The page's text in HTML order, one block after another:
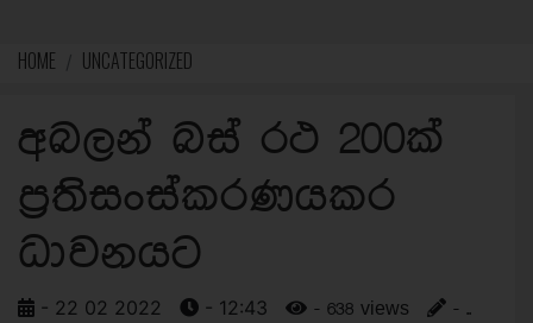
HOME UNCATEGORIZED
අබලන් බස් රථ 200ක්
ප්‍රතිසංස්කරණයකර
ධාවනයට
- 22 02 2022 - 12:43 - 638 views - ..